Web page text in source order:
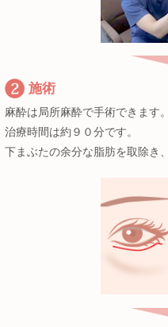
施術
麻酔は局所麻酔で手術できます。
治療時間は約９０分です。
下まぶたの余分な脂肪を取除き